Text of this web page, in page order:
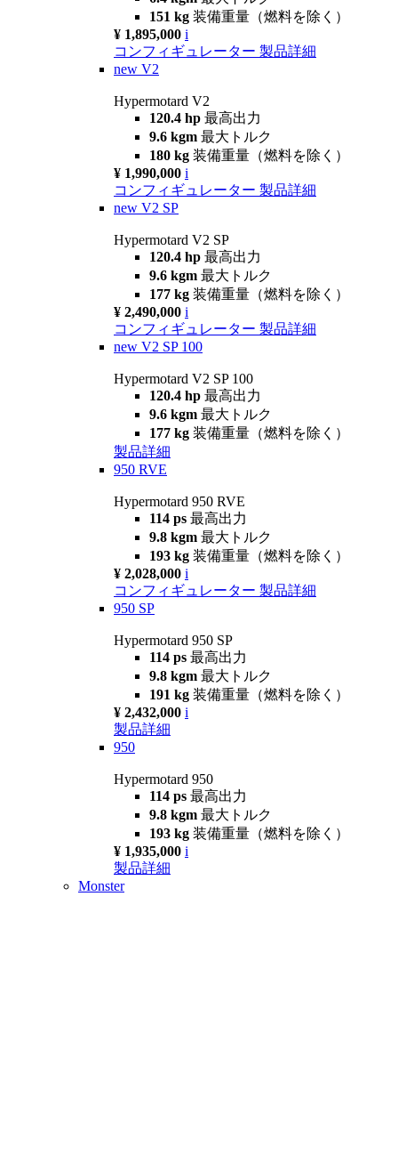
151 kg 装備重量（燃料を除く）
¥ 1,895,000 i
コンフィギュレーター 製品詳細
new V2
Hypermotard V2
120.4 hp 最高出力
9.6 kgm 最大トルク
180 kg 装備重量（燃料を除く）
¥ 1,990,000 i
コンフィギュレーター 製品詳細
new V2 SP
Hypermotard V2 SP
120.4 hp 最高出力
9.6 kgm 最大トルク
177 kg 装備重量（燃料を除く）
¥ 2,490,000 i
コンフィギュレーター 製品詳細
new V2 SP 100
Hypermotard V2 SP 100
120.4 hp 最高出力
9.6 kgm 最大トルク
177 kg 装備重量（燃料を除く）
製品詳細
950 RVE
Hypermotard 950 RVE
114 ps 最高出力
9.8 kgm 最大トルク
193 kg 装備重量（燃料を除く）
¥ 2,028,000 i
コンフィギュレーター 製品詳細
950 SP
Hypermotard 950 SP
114 ps 最高出力
9.8 kgm 最大トルク
191 kg 装備重量（燃料を除く）
¥ 2,432,000 i
製品詳細
950
Hypermotard 950
114 ps 最高出力
9.8 kgm 最大トルク
193 kg 装備重量（燃料を除く）
¥ 1,935,000 i
製品詳細
Monster